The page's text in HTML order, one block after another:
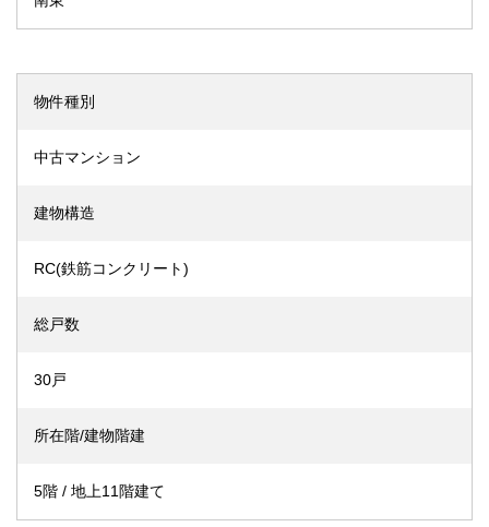
物件種別
中古マンション
建物構造
RC(鉄筋コンクリート)
総戸数
30戸
所在階/建物階建
5階 / 地上11階建て